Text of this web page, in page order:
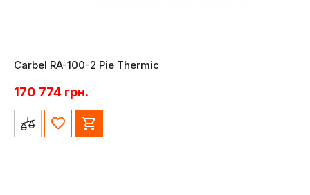
Carbel RA-100-2 Pie Thermic
170 774 грн.